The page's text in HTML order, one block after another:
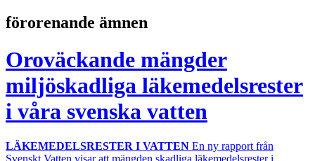
förorenande ämnen
Oroväckande mängder
miljöskadliga läkemedelsrester
i våra svenska vatten
LÄKEMEDELSRESTER I VATTEN En ny rapport från
Svenskt Vatten visar att mängden skadliga läkemedelsrester i